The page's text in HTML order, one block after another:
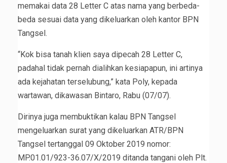
memakai data 28 Letter C atas nama yang berbeda-
beda sesuai data yang dikeluarkan oleh kantor BPN
Tangsel.
“Kok bisa tanah klien saya dipecah 28 Letter C,
padahal tidak pernah dialihkan kesiapapun, ini artinya
ada kejahatan terselubung,” kata Poly, kepada
wartawan, dikawasan Bintaro, Rabu (07/07).
Dirinya juga membuktikan kalau BPN Tangsel
mengeluarkan surat yang dikeluarkan ATR/BPN
Tangsel tertanggal 09 Oktober 2019 nomor:
MP.01.01/923-36.07/X/2019 ditanda tangani oleh Plt.